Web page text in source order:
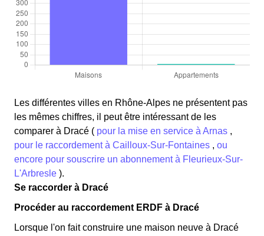
Les différentes villes en Rhône-Alpes ne présentent pas
les mêmes chiffres, il peut être intéressant de les
comparer à Dracé ( pour la mise en service à Arnas ,
pour le raccordement à Cailloux-Sur-Fontaines , ou
encore pour souscrire un abonnement à Fleurieux-Sur-
L'Arbresle ).
Se raccorder à Dracé
Procéder au raccordement ERDF à Dracé
Lorsque l'on fait construire une maison neuve à Dracé